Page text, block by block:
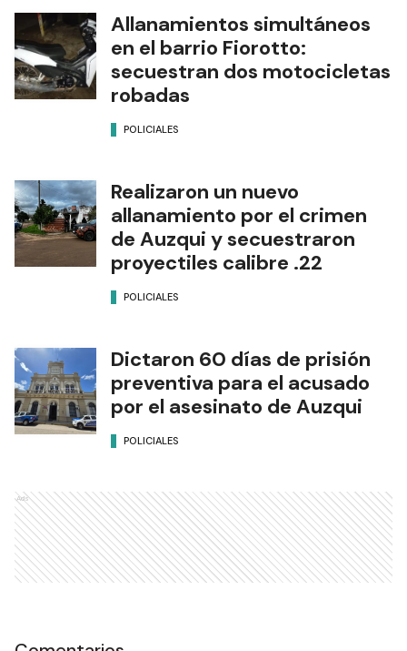
Allanamientos simultáneos
en el barrio Fiorotto:
secuestran dos motocicletas
robadas
POLICIALES
Realizaron un nuevo
allanamiento por el crimen
de Auzqui y secuestraron
proyectiles calibre .22
POLICIALES
Dictaron 60 días de prisión
preventiva para el acusado
por el asesinato de Auzqui
POLICIALES
Ads